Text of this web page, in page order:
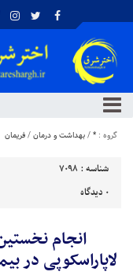
گروه : *
/بهداشت و درمان/فریمان
شناسه : 7098
۰ دیدگاه
انجام
لاپاراسکوپی در